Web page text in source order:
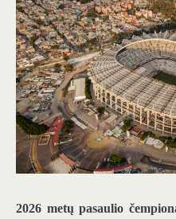
2026 metų pasaulio